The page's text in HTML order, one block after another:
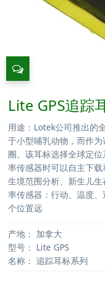
Lite GPS追踪
用途：Lotek公司推出的
于小型哺乳动物，而作
圈。该耳标选择全球定
率传感器时可以自主下载
生境范围分析、新生儿
率传感器：行动、温度
个位置远
产地： 加拿大
型号： Lite GPS
名称： 追踪耳标系列